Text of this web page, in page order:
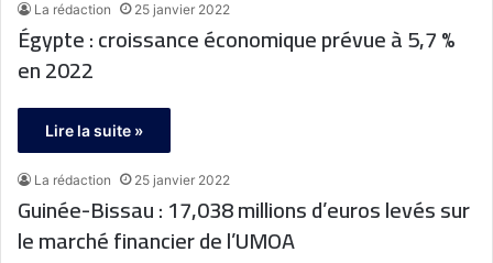
La rédaction 25 janvier 2022
Égypte : croissance économique prévue à 5,7 %
en 2022
Lire la suite »
La rédaction 25 janvier 2022
Guinée-Bissau : 17,038 millions d’euros levés sur
le marché financier de l’UMOA